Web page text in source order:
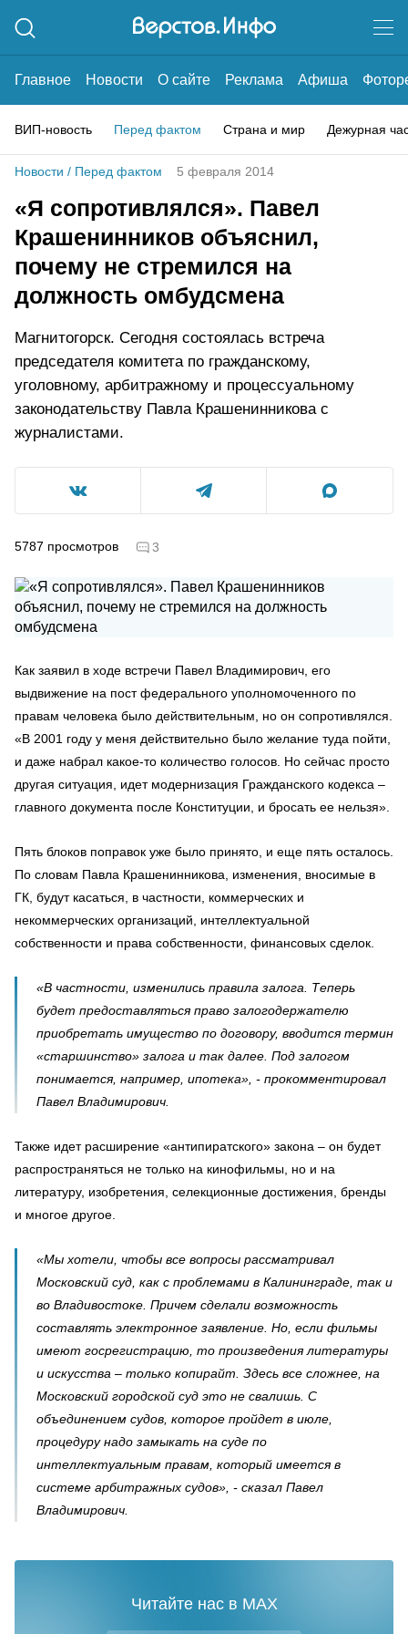
Главное Новости О сайте Реклама Афиша
ВИП-новость Перед фактом Страна и мир Дежурная
Новости / Перед фактом 5 февраля 2014
«Я сопротивлялся». Павел
Крашенинников объяснил,
почему не стремился на
должность омбудсмена
Магнитогорск. Сегодня состоялась встреча
председателя комитета по гражданскому,
уголовному, арбитражному и процессуальному
законодательству Павла Крашенинникова с
журналистами.
5787 просмотров 3
Как заявил в ходе встречи Павел Владимирович, его
выдвижение на пост федерального уполномоченного по
правам человека было действительным, но он сопротивлялся.
«В 2001 году у меня действительно было желание туда пойти,
и даже набрал какое-то количество голосов. Но сейчас просто
другая ситуация, идет модернизация Гражданского кодекса –
главного документа после Конституции, и бросать ее нельзя».
Пять блоков поправок уже было принято, и еще пять осталось.
По словам Павла Крашенинникова, изменения, вносимые в
ГК, будут касаться, в частности, коммерческих и
некоммерческих организаций, интеллектуальной
собственности и права собственности, финансовых сделок.
«В частности, изменились правила залога. Теперь
будет предоставляться право залогодержателю
приобретать имущество по договору, вводится термин
«старшинство» залога и так далее. Под залогом
понимается, например, ипотека», - прокомментировал
Павел Владимирович.
Также идет расширение «антипиратского» закона – он будет
распространяться не только на кинофильмы, но и на
литературу, изобретения, селекционные достижения, бренды
и многое другое.
«Мы хотели, чтобы все вопросы рассматривал
Московский суд, как с проблемами в Калининграде, так и
во Владивостоке. Причем сделали возможность
составлять электронное заявление. Но, если фильмы
имеют госрегистрацию, то произведения литературы
и искусства – только копирайт. Здесь все сложнее, на
Московский городской суд это не свалишь. С
объединением судов, которое пройдет в июле,
процедуру надо замыкать на суде по
интеллектуальным правам, который имеется в
системе арбитражных судов», - сказал Павел
Владимирович.
Читайте нас в MAX